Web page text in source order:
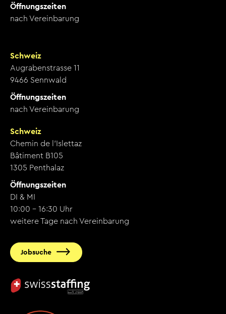
Öffnungszeiten
nach Vereinbarung
Schweiz
Augrabenstrasse 11
9466 Sennwald
Öffnungszeiten
nach Vereinbarung
Schweiz
Chemin de l’Islettaz
Bâtiment B105
1305 Penthalaz
Öffnungszeiten
DI & MI
10:00 - 16:30 Uhr
weitere Tage nach Vereinbarung
Jobsuche